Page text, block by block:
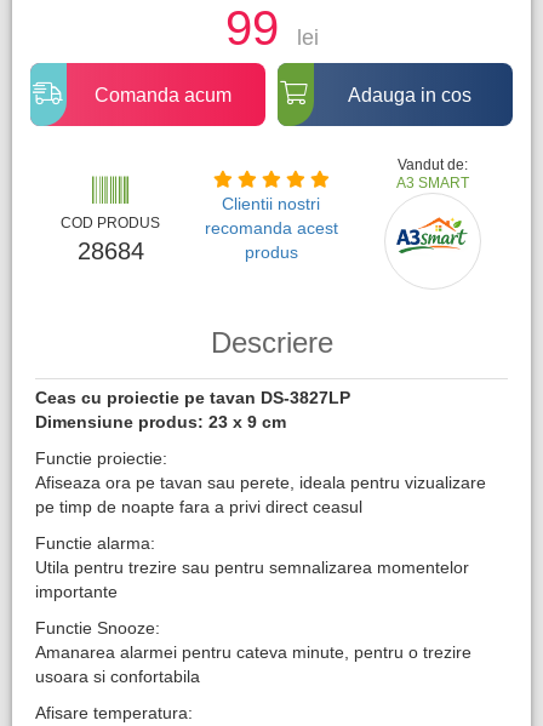
99 lei
Comanda acum Adauga in cos
COD PRODUS
28684
Clientii nostri
recomanda acest
produs
Vandut de:
A3 SMART
Descriere
Ceas cu proiectie pe tavan DS-3827LP
Dimensiune produs: 23 x 9 cm
Functie proiectie:
Afiseaza ora pe tavan sau perete, ideala pentru vizualizare
pe timp de noapte fara a privi direct ceasul
Functie alarma:
Utila pentru trezire sau pentru semnalizarea momentelor
importante
Functie Snooze:
Amanarea alarmei pentru cateva minute, pentru o trezire
usoara si confortabila
Afisare temperatura: